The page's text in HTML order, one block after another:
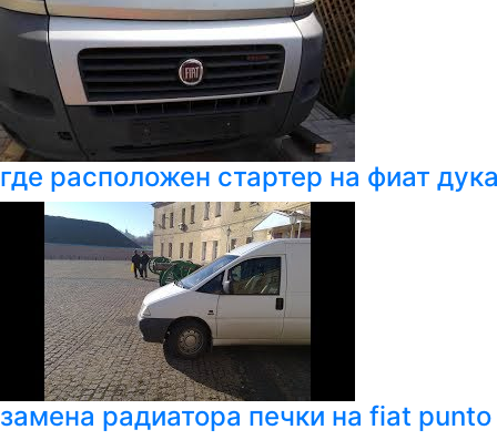
где расположен стартер на фиат
замена радиатора печки на fiat punto